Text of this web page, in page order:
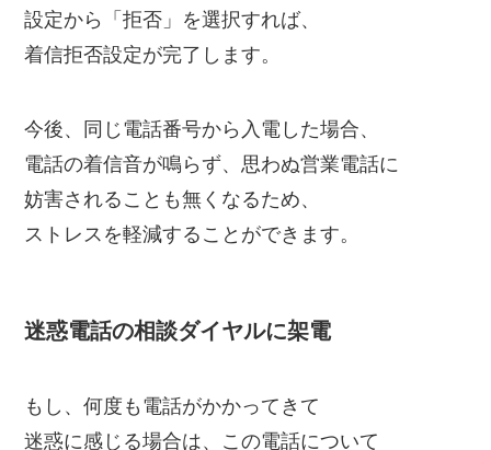
設定から「拒否」を選択すれば、
着信拒否設定が完了します。
今後、同じ電話番号から入電した場合、
電話の着信音が鳴らず、思わぬ営業電話に
妨害されることも無くなるため、
ストレスを軽減することができます。
迷惑電話の相談ダイヤルに架電
もし、何度も電話がかかってきて
迷惑に感じる場合は、この電話について